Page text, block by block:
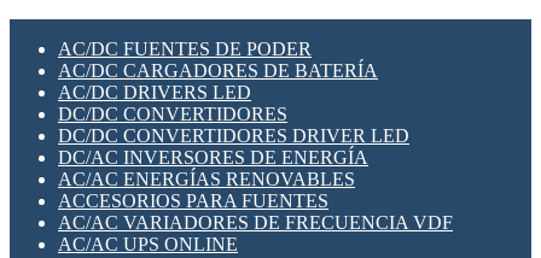
SWITCH Y MICROSWITCH
TARJETAS PI
UNIÓN Y DERIVACIÓN DE CABLE
PLACAS MODULARES IOT
SWITCHES Y REDES WIFI
SOLUCIONES IOT
SOLUCIONES LORAWAN
SOLUCIONES RED CELULAR
SEGURIDAD PARA REDES
SWITCHES LAN
TELEFONÍA IP (VOIP)
VIGILANCIA IP (CCTV)
MESHTASTIC
AC/DC FUENTES DE PODER
AC/DC CARGADORES DE BATERÍA
AC/DC DRIVERS LED
DC/DC CONVERTIDORES
DC/DC CONVERTIDORES DRIVER LED
DC/AC INVERSORES DE ENERGÍA
AC/AC ENERGÍAS RENOVABLES
ACCESORIOS PARA FUENTES
AC/AC VARIADORES DE FRECUENCIA VDF
AC/AC UPS ONLINE